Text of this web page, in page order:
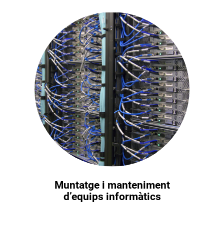
Muntatge i manteniment
d’equips informàtics